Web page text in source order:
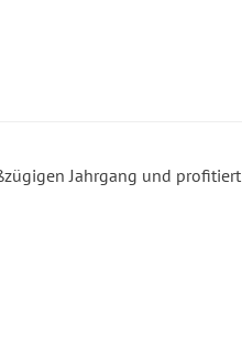
Jahrgang und profitiert